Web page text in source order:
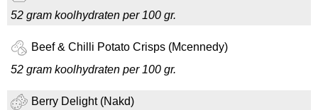
52 gram koolhydraten per 100 gr.
Beef & Chilli Potato Crisps (Mcennedy)
52 gram koolhydraten per 100 gr.
Berry Delight (Nakd)